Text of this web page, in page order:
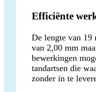
Efficiënte
De lengte van 19
van 2,00 mm
bewerkingen
tandartsen die
zonder in te